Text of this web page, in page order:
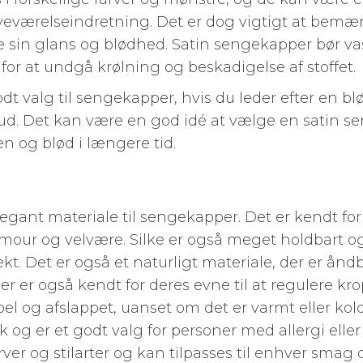
Det er dog vigtigt at
sin glans og blødhed. Satin sengekapper bør
at undgå krølning og beskadigelse af stoffet.
valg til sengekapper, hvis du leder efter en
Det kan være en god idé at vælge en satin
og blød i længere tid.
materiale til sengekapper. Det er kendt
og velvære. Silke er også meget holdbart
Det er også et naturligt materiale, der er
er også kendt for deres evne til at regulere
og afslappet, uanset om det er varmt eller
og er et godt valg for personer med allergi
og stilarter og kan tilpasses til enhver smag